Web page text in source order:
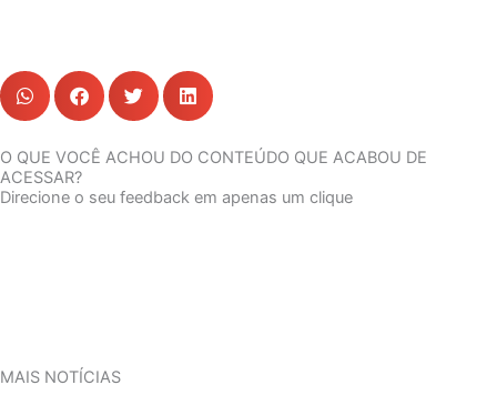
O QUE VOCÊ ACHOU DO CONTEÚDO QUE ACABOU DE
ACESSAR?
Direcione o seu feedback em apenas um clique
MAIS NOTÍCIAS